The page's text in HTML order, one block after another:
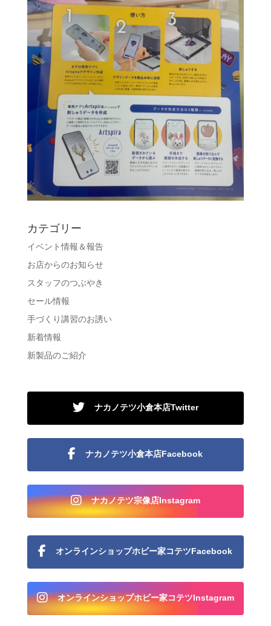
カテゴリー
イベント情報＆報告
お店からのお知らせ
スタッフのつぶやき
セール情報
手づくり講習のお誘い
新着情報
新製品のご紹介
ナカノテツ小倉本店Twitter
ナカノテツ小倉本店Facebook
ナカノテツ宗像店Instagram
オンラインショップホビー家コテツFacebook
オンラインショップホビー家コテツInstagram